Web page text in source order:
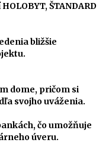
ŠTANDARD
bližšie
dome, pričom si
svojho uváženia.
čo umožňuje
úveru.